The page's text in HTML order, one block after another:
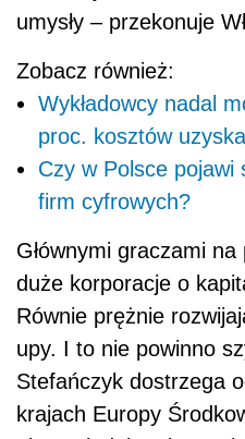
umysły – przekonuje
Zobacz również:
Wykładowcy nadal
proc. kosztów
Czy w Polsce pojawi
firm cyfrowych?
Głównymi graczami
duże korporacje o
Równie prężnie
upy. I to nie powinno
Stefańczyk dostrzega
krajach Europy